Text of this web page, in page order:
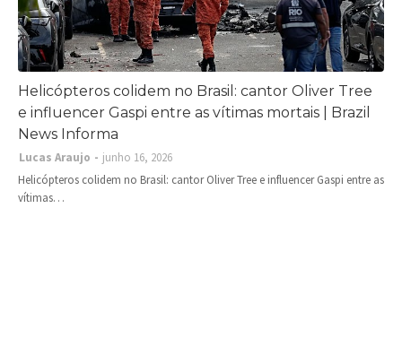
Helicópteros colidem no Brasil: cantor Oliver Tree
e influencer Gaspi entre as vítimas mortais | Brazil
News Informa
Lucas Araujo
junho 16, 2026
Helicópteros colidem no Brasil: cantor Oliver Tree e influencer Gaspi entre as
vítimas…